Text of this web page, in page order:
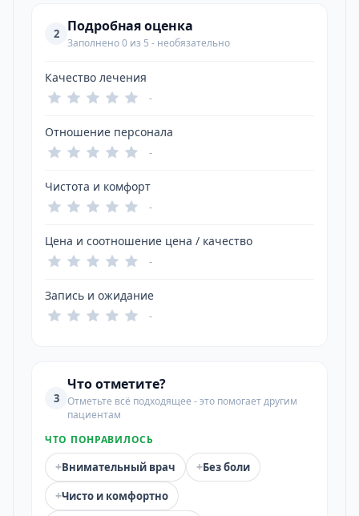
2 Подробная оценка
Заполнено 0 из 5 - необязательно
Качество лечения
-
Отношение персонала
-
Чистота и комфорт
-
Цена и соотношение цена / качество
-
Запись и ожидание
-
3
Что отметите?
Отметьте всё подходящее - это помогает другим
пациентам
ЧТО ПОНРАВИЛОСЬ
+Внимательный врач +Без боли
+Чисто и комфортно